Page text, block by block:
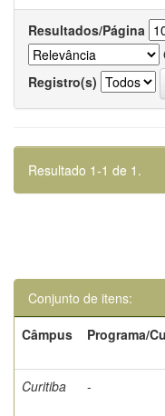
Resultados/Página
Registro(s)
Resultado 1-1 de 1.
Conjunto de itens:
Câmpus
Programa/
Curitiba -